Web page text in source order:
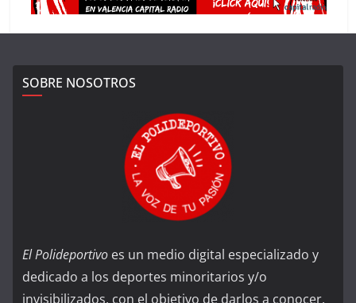
SOBRE NOSOTROS
El Polideportivo es un medio digital especializado y
dedicado a los deportes minoritarios y/o
invisibilizados, con el objetivo de darlos a conocer,